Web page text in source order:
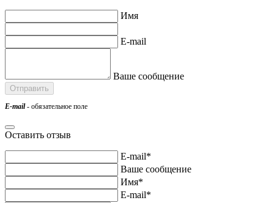
Имя
E-mail
Ваше сообщение
E-mail- обязательное поле
Оставить отзыв
E-mail*
Ваше сообщение
Имя*
E-mail*